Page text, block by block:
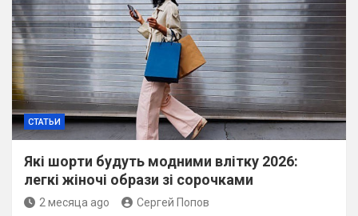
СТАТЬИ
Які шорти будуть модними влітку 2026:
легкі жіночі образи зі сорочками
2 месяца ago Сергей Попов